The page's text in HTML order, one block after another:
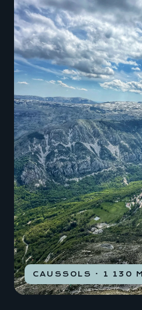
CAUSSOLS · 1 130 M